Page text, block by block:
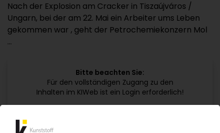
Nach der Explosion am Cracker in Tiszaújváros /
Ungarn, bei der am 22. Mai ein Arbeiter ums Leben
gekommen war , geht der Petrochemiekonzern Mol
...
Bitte beachten Sie:
Für den vollständigen Zugang zu den
Inhalten im KIWeb ist ein Login erforderlich!
Jetzt weiterlesen mit einem KI Abo: